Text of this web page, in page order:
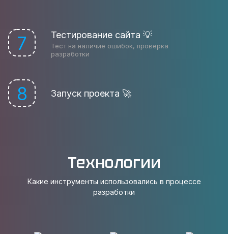
7 Тестирование сайта 💡
Тест на наличие ошибок, проверка
разработки
8 Запуск проекта 🚀
Технологии
Какие инструменты использовались в процессе
разработки